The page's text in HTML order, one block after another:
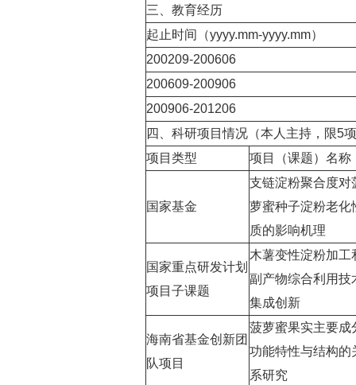
三、教育经历
起止时间（yyyy.mm-yyyy.mm）
200209-200606
200609-200906
200906-201206
四、科研项目情况（本人主持，限5项
项目类型
项目（课题）名称
国家基金
支链淀粉聚合度对
萝蜜种子淀粉老化
质的影响机理
国家重点研发计划
项目子课题
木薯变性淀粉加工
副产物综合利用技
集成创新
海南省基金创新团
队项目
菠萝蜜果实主要成
功能特性与结构的
系研究